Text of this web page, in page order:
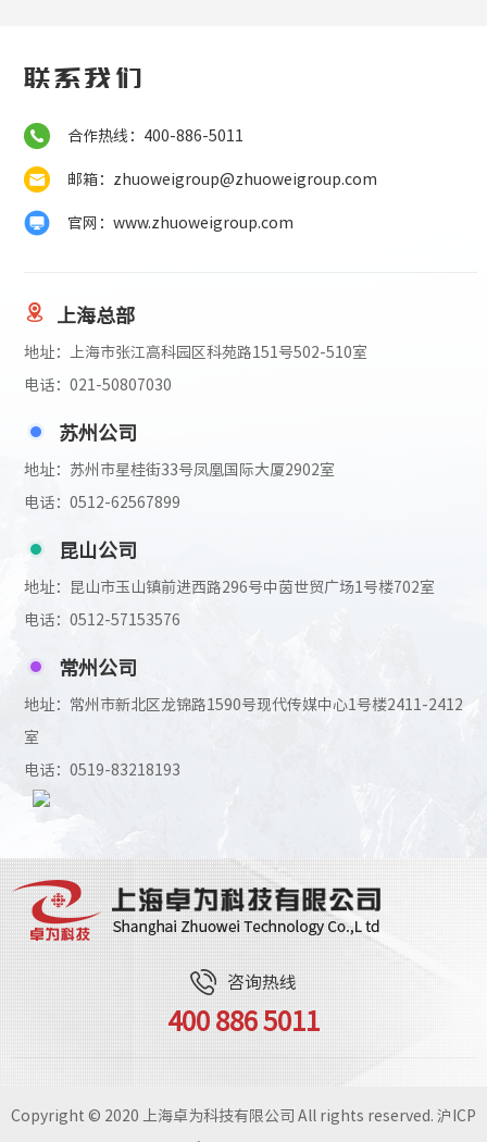
联系我们
合作热线：400-886-5011
邮箱：zhuoweigroup@zhuoweigroup.com
官网：www.zhuoweigroup.com
上海总部
地址：上海市张江高科园区科苑路151号502-510室
电话：021-50807030
苏州公司
地址：苏州市星桂街33号凤凰国际大厦2902室
电话：0512-62567899
昆山公司
地址：昆山市玉山镇前进西路296号中茵世贸广场1号楼702室
电话：0512-57153576
常州公司
地址：常州市新北区龙锦路1590号现代传媒中心1号楼2411-2412
室
电话：0519-83218193
咨询热线
400 886 5011
Copyright © 2020 上海卓为科技有限公司 All rights reserved. 沪ICP